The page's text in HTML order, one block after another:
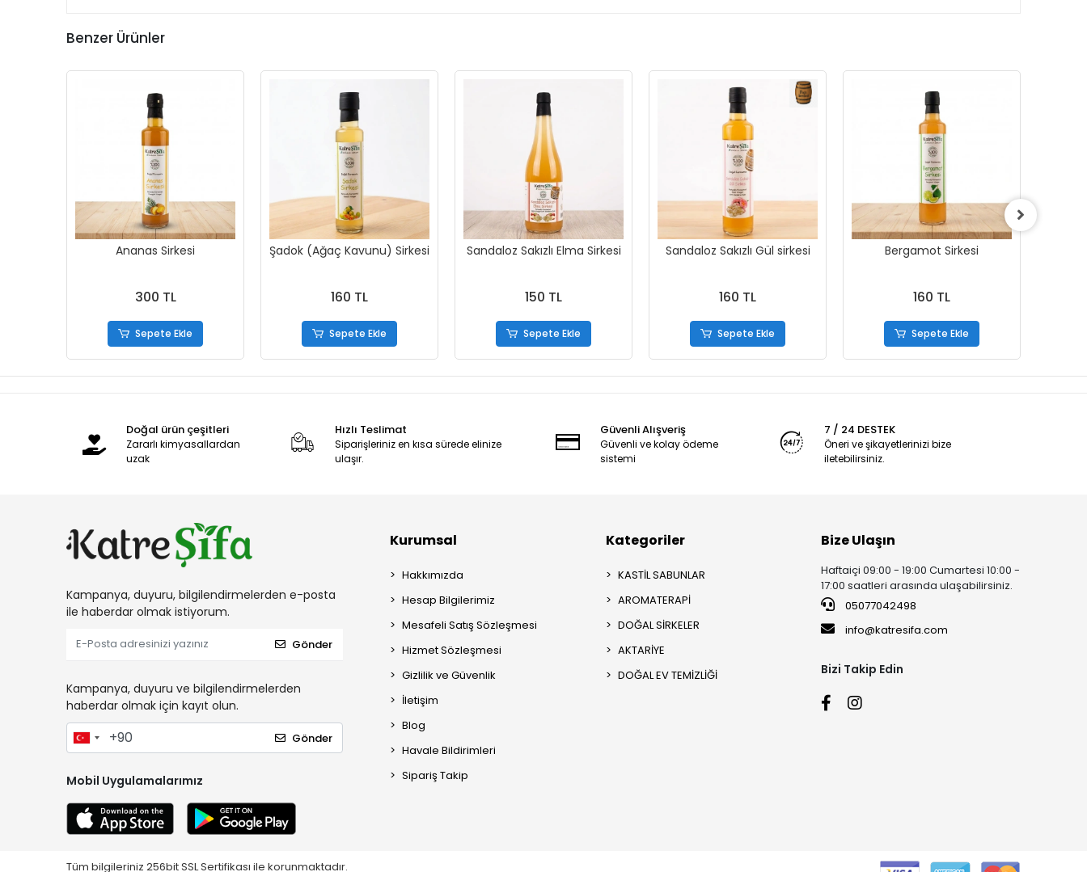
Benzer Ürünler
Ananas Sirkesi
300 TL
Sepete Ekle
Şadok (Ağaç Kavunu) Sirkesi
160 TL
Sepete Ekle
Sandaloz Sakızlı Elma Sirkesi
150 TL
Sepete Ekle
Sandaloz Sakızlı Gül sirkesi
160 TL
Sepete Ekle
Bergamot Sirkesi
160 TL
Sepete Ekle
Doğal ürün çeşitleri
Zararlı kimyasallardan
uzak
Hızlı Teslimat
Siparişleriniz en kısa sürede elinize
ulaşır.
Güvenli Alışveriş
Güvenli ve kolay ödeme
sistemi
7 / 24 DESTEK
Öneri ve şikayetlerinizi bize
iletebilirsiniz.
Kampanya, duyuru, bilgilendirmelerden e-posta
ile haberdar olmak istiyorum.
Gönder
Kampanya, duyuru ve bilgilendirmelerden
haberdar olmak için kayıt olun.
Gönder
Mobil Uygulamalarımız
Kurumsal
Hakkımızda
Hesap Bilgilerimiz
Mesafeli Satış Sözleşmesi
Hizmet Sözleşmesi
Gizlilik ve Güvenlik
İletişim
Blog
Havale Bildirimleri
Sipariş Takip
Kategoriler
KASTİL SABUNLAR
AROMATERAPİ
DOĞAL SİRKELER
AKTARİYE
DOĞAL EV TEMİZLİĞİ
Bize Ulaşın
Haftaiçi 09:00 - 19:00 Cumartesi 10:00 -
17:00 saatleri arasında ulaşabilirsiniz.
05077042498
info@katresifa.com
Bizi Takip Edin
Tüm bilgileriniz 256bit SSL Sertifikası ile korunmaktadır.